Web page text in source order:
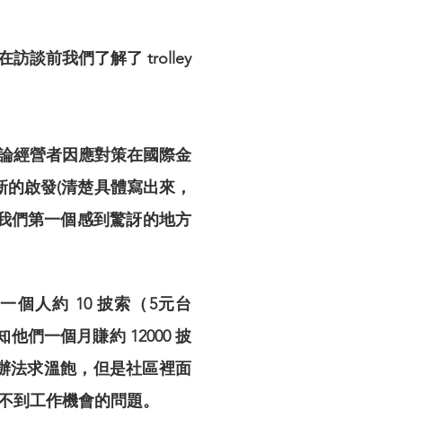
訪談前我們了解了 trolley
經營者因應對策在國際金
啟發(清楚具體寫出來，
們第一個感到驚訝的地方
個人約 10 披索（5元台
他們一個月賺約 12000 披
法求溫飽，但是社區裡面
工作機會的問題。